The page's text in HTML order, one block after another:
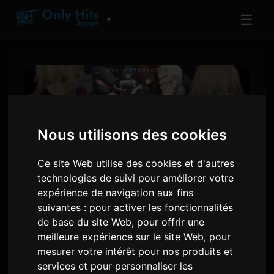
Nous utilisons des cookies
Ce site Web utilise des cookies et d'autres
technologies de suivi pour améliorer votre
expérience de navigation aux fins
suivantes : pour activer les fonctionnalités
de base du site Web, pour offrir une
meilleure expérience sur le site Web, pour
mesurer votre intérêt pour nos produits et
services et pour personnaliser les
▼ ☰
La saison 2 de 'Trapped in a
Dating Sim' sera diffusée le 8
juillet avec de nouveaux